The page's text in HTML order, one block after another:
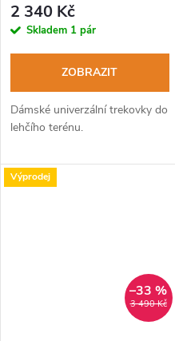
2 340 Kč
Skladem 1 pár
ZOBRAZIT
Dámské univerzální trekovky do
lehčího terénu.
Výprodej
3 490 Kč
–33 %